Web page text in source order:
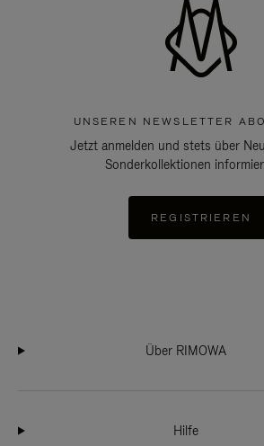
UNSEREN NEWSLETTER
Jetzt anmelden und stets über
Sonderkollektionen
REGISTRIEREN
Über RIMOWA
Hilfe